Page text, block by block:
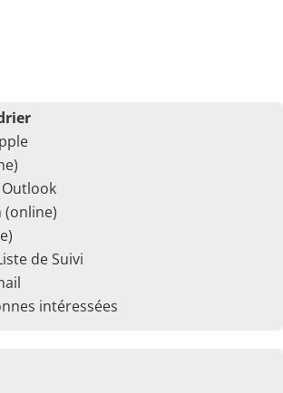
(online)
de Suivi
intéressées